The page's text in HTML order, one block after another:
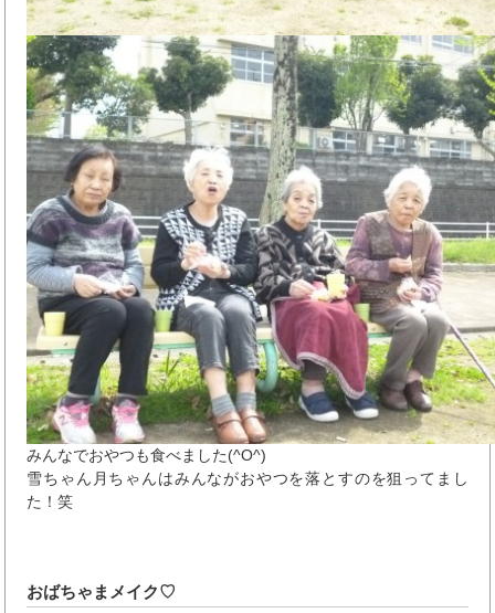
みんなでおやつも食べました(^O^)
雪ちゃん月ちゃんはみんながおやつを落とすのを狙ってまし
た！笑
おばちゃまメイク♡